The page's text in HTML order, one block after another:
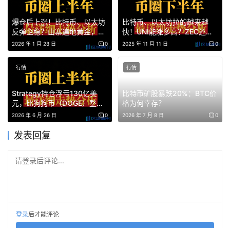
答：说实话，无法精准预测，但我有一个方法可以供大家参
考，1011黑天鹅那一波插针附近的位置，向上浮动10%都可
以考虑尝试博反弹。
比如：$ENA 约 0.1313附近，$DOGE 约 0.095附近，
$ADA 约 0.27附近，$LINK 约 7.9附近，这些位置向上浮动
10%左右都可以，因为1011黑天鹅做市场无法下单护盘，这
些插针出来的位置可能就是这些山寨的真实价值。
当然，庄家未必会让币价回到这里，所以只建议在关键点位
爆仓后上涨！比特币、以太坊
反弹企稳？山寨遍地黄金，高
空低多太香了！
2026 年 1 月 28 日 0
比特币、以太坊拉的越来越
快！UNI能涨多高？ZEC还能
追？牛市重启了还是死猫跳？
2025 年 11 月 11 日 0
Strategy持仓浮亏130亿美
元，比狗狗币（DOGE）整个
市值还多！
2026 年 6 月 26 日 0
行情
比特币矿股暴跌20%：BTC价
格为何幸存？
2026 年 7 月 8 日 0
行情
发表回复
请登录后评论...
登录后才能评论